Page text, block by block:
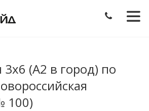
(А2 в город) по
100)